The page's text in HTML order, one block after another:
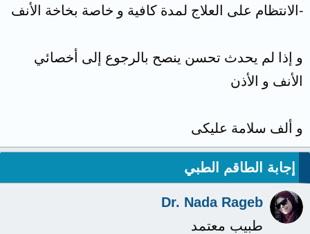
-الانتظام على العلاج لمدة كافية و خاصة بخاخة الأنف
و إذا لم يحدث تحسن ينصح بالرجوع إلى أخصائي
الأنف و الأذن
و ألف سلامة عليكى
إجابة الطاقم الطبي
Dr. Nada Rageb
طبيب معتمد